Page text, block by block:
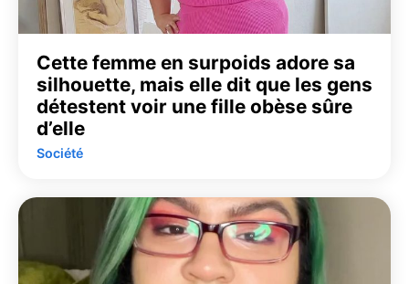
Cette femme en surpoids adore sa
silhouette, mais elle dit que les gens
détestent voir une fille obèse sûre
d’elle
Société